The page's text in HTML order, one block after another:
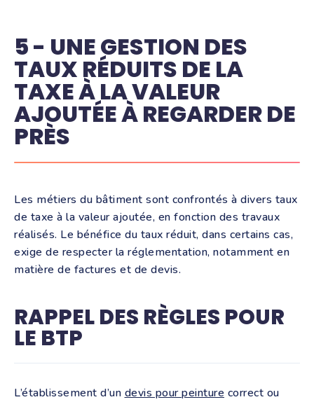
5 - UNE GESTION DES
TAUX RÉDUITS DE LA
TAXE À LA VALEUR
AJOUTÉE À REGARDER DE
PRÈS
Les métiers du bâtiment sont confrontés à divers taux
de taxe à la valeur ajoutée, en fonction des travaux
réalisés. Le bénéfice du taux réduit, dans certains cas,
exige de respecter la réglementation, notamment en
matière de factures et de devis.
RAPPEL DES RÈGLES POUR
LE BTP
L’établissement d’un devis pour peinture correct ou